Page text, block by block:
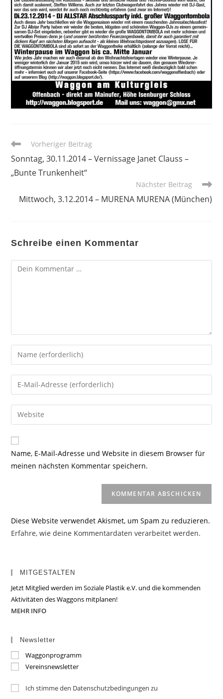
Weitere
ansehen
Vorheriger Beitrag
Sonntag, 30.11.2014 – Vernissage Janet Clauss –
„Bunte Trunkenheit“
Nächster Beitrag
Mittwoch, 3.12.2014 – MURENA MURENA (München)
Schreibe einen Kommentar
Kommentar
Gib
deinen
Namen
oder
zum
Kommentieren
ein
Gib
deine
E-
Mail-
zum
Kommentieren
ein
Gib
deine
Website-
URL
Name, E-Mail-Adresse und Website in diesem Browser für
meinen nächsten Kommentar speichern.
Diese Website verwendet Akismet, um Spam zu reduzieren.
Erfahre, wie deine Kommentardaten verarbeitet werden.
MITGESTALTEN
Jetzt Mitglied werden im Soziale Plastik e.V. und die kommenden
Aktivitäten des Waggons mitplanen!
MEHR INFO
Newsletter
Waggonprogramm
Vereinsnewsletter
Ich stimme den Datenschutzbedingungen zu